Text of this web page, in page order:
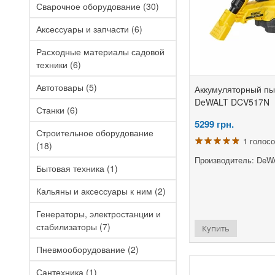
Сварочное оборудование (30)
Аксессуары и запчасти (6)
Расходные материалы садовой
техники (6)
Автотовары (5)
Станки (6)
Строительное оборудование
(18)
Бытовая техника (1)
Кальяны и аксессуары к ним (2)
Генераторы, электростанции и
стабилизаторы (7)
Пневмооборудование (2)
Сантехника (1)
Аккумуляторный
DeWALT DCV517N
5299 грн.
1
Производитель:
Купить